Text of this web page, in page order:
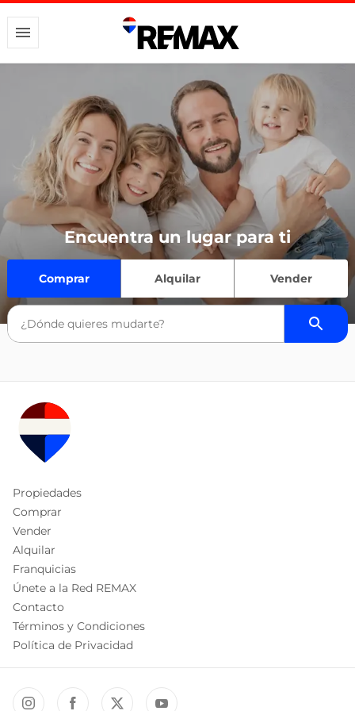
Encuentra un lugar para ti
Comprar Alquilar Vender
Propiedades
Comprar
Vender
Alquilar
Franquicias
Únete a la Red REMAX
Contacto
Términos y Condiciones
Política de Privacidad